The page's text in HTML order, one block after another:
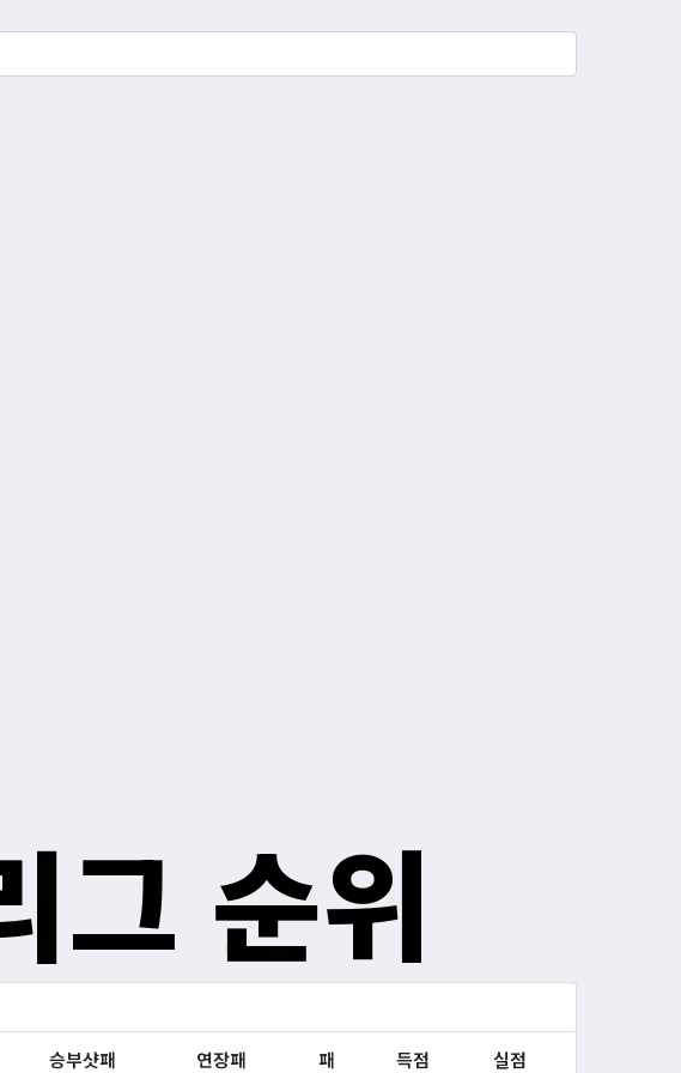
순위
승부샷패 연장패 패 득점 실점